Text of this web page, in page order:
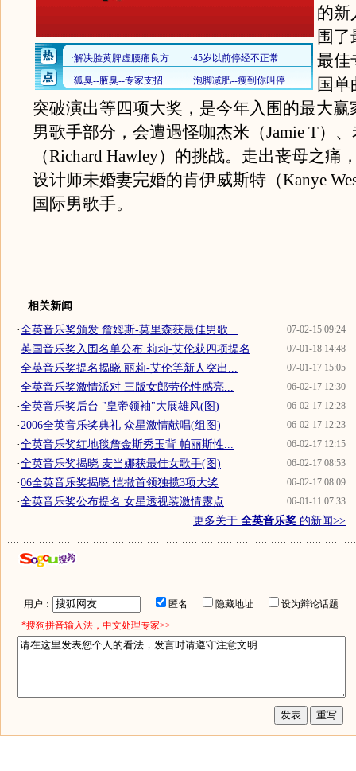
的新
围
最佳
国
突破演出等四项大奖，是今年入围的最大赢
男歌手部分，会遭遇怪咖杰米（Jamie T）
（Richard Hawley）的挑战。走出丧母之痛
设计师未婚妻完婚的肯伊威斯特（Kanye
国际男歌手。
相关新闻
07-02-15 09:24
·全英音乐奖颁发 詹姆斯-莫里森获最佳男歌...
07-01-18 14:48
·英国音乐奖入围名单公布 莉莉-艾伦获四项提名
07-01-17 15:05
·全英音乐奖提名揭晓 丽莉-艾伦等新人突出...
06-02-17 12:30
·全英音乐奖激情派对 三版女郎劳伦性感亮...
06-02-17 12:28
·全英音乐奖后台 "皇帝领袖"大展雄风(图)
06-02-17 12:23
·2006全英音乐奖典礼 众星激情献唱(组图)
06-02-17 12:15
·全英音乐奖红地毯詹金斯秀玉背 帕丽斯性...
06-02-17 08:53
·全英音乐奖揭晓 麦当娜获最佳女歌手(图)
06-02-17 08:09
·06全英音乐奖揭晓 恺撒首领独揽3项大奖
06-01-11 07:33
·全英音乐奖公布提名 女星透视装激情露点
更多关于 全英音乐奖 的新闻>>
用户： 匿名 隐藏地址
设为辩论话题
*搜狗拼音输入法，中文处理专家>>